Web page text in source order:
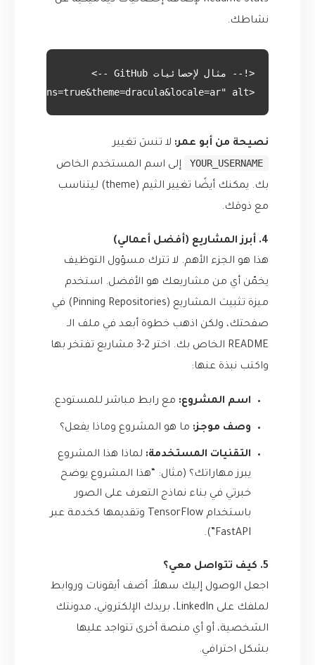
نشاطك.
<img align="center" src="https://github-readme-stats.vercel.app/api?username=YOUR_USERNAME&show_icons=true&theme=dracula&locale=ar" alt="إحصائيات GitHub الخاصة بي" />
نصيحة من أبو عمر: لا تنسَ تغيير
YOUR_USERNAME
إلى اسم المستخدم الخاص
بك. يمكنك أيضًا تغيير الثيم (theme) ليتناسب
مع ذوقك.
4. أبرز المشاريع (أفضل أعمالي)
هذا هو الجزء الأهم. لا تترك مسؤول التوظيف
يخمّن أي من مشاريعك هو الأفضل. استخدم
ميزة تثبيت المشاريع (Pinning Repositories) في
صفحتك، ولكن اذهب خطوة أبعد في ملف الـ
README الخاص بك. اختر 2-3 مشاريع تفتخر بها
واكتب نبذة عنها:
اسم المشروع: مع رابط مباشر للمستودع.
وصف موجز: ما هو المشروع وماذا يفعل؟
التقنيات المستخدمة: لماذا هذا المشروع
يبرز مهاراتك؟ (مثال: “هذا المشروع يوضح
خبرتي في بناء نماذج التعرف على الصور
باستخدام TensorFlow وتقديمها كخدمة عبر
FastAPI”).
5. كيف تتواصل معي؟
اجعل الوصول إليك سهلاً. أضف أيقونات وروابط
لملفك على LinkedIn، بريدك الإلكتروني، مدونتك
الشخصية، أو أي منصة أخرى تتواجد عليها
بشكل احترافي.